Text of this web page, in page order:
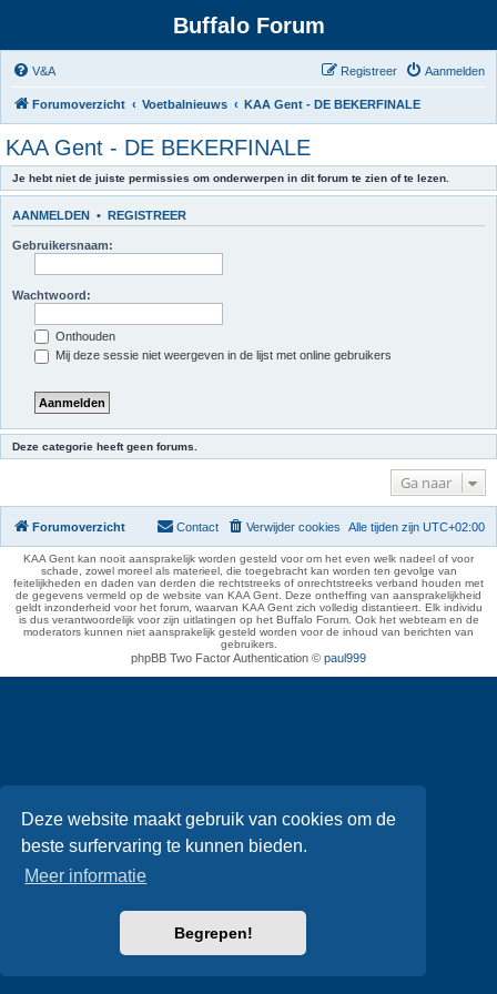
Deze website maakt gebruik van cookies om de
beste surfervaring te kunnen bieden.
Meer informatie
Begrepen!
Buffalo Forum
V&A Aanmelden
Registreer
Forumoverzicht Voetbalnieuws KAA Gent - DE BEKERFINALE
KAA Gent - DE BEKERFINALE
Je hebt niet de juiste permissies om onderwerpen in dit forum te zien of te lezen.
AANMELDEN • REGISTREER
Gebruikersnaam:
Wachtwoord:
Onthouden
Mij deze sessie niet weergeven in de lijst met online gebruikers
Deze categorie heeft geen forums.
Ga naar
Forumoverzicht Alle tijden zijn UTC+02:00
Verwijder cookies
Contact
KAA Gent kan nooit aansprakelijk worden gesteld voor om het even welk nadeel of voor
schade, zowel moreel als materieel, die toegebracht kan worden ten gevolge van
feitelijkheden en daden van derden die rechtstreeks of onrechtstreeks verband houden met
de gegevens vermeld op de website van KAA Gent. Deze ontheffing van aansprakelijkheid
geldt inzonderheid voor het forum, waarvan KAA Gent zich volledig distantieert. Elk individu
is dus verantwoordelijk voor zijn uitlatingen op het Buffalo Forum. Ook het webteam en de
moderators kunnen niet aansprakelijk gesteld worden voor de inhoud van berichten van
gebruikers.
phpBB Two Factor Authentication © paul999